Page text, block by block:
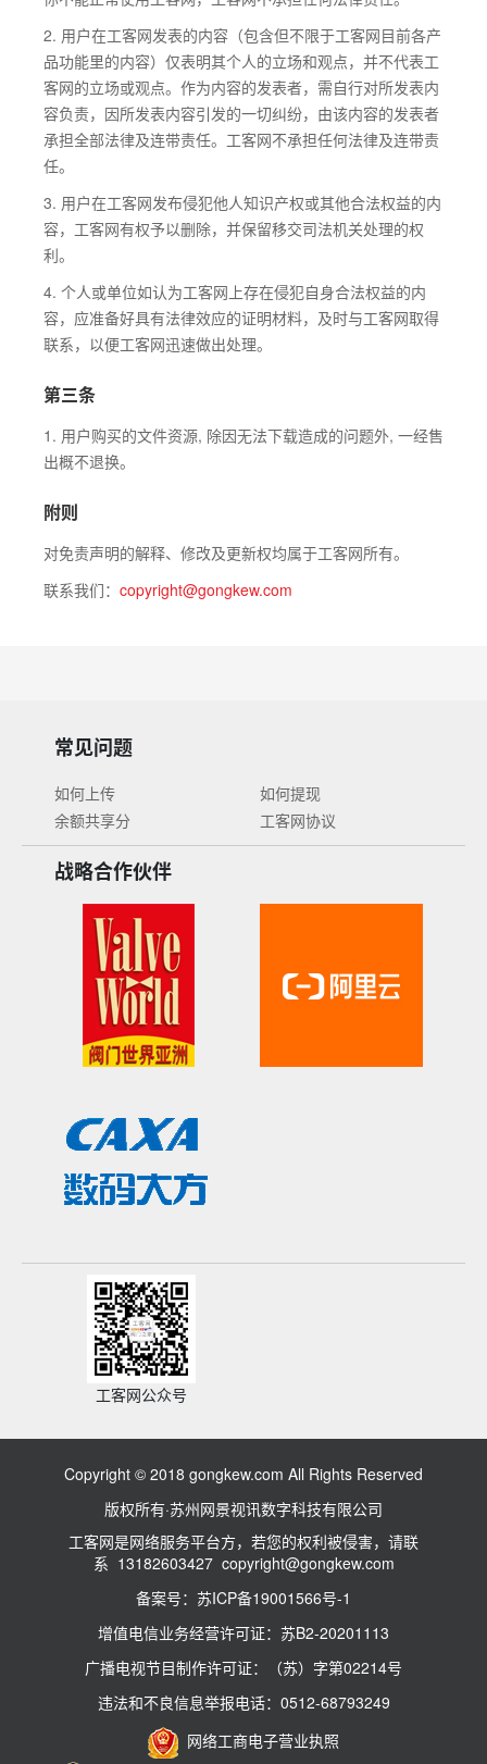
2. 用户在工客网发表的内容（包含但不限于工客网目前各产
品功能里的内容）仅表明其个人的立场和观点，并不代表工
客网的立场或观点。作为内容的发表者，需自行对所发表内
容负责，因所发表内容引发的一切纠纷，由该内容的发表者
承担全部法律及连带责任。工客网不承担任何法律及连带责
任。
3. 用户在工客网发布侵犯他人知识产权或其他合法权益的内
容，工客网有权予以删除，并保留移交司法机关处理的权
利。
4. 个人或单位如认为工客网上存在侵犯自身合法权益的内
容，应准备好具有法律效应的证明材料，及时与工客网取得
联系，以便工客网迅速做出处理。
第三条
1. 用户购买的文件资源, 除因无法下载造成的问题外, 一经售
出概不退换。
附则
对免责声明的解释、修改及更新权均属于工客网所有。
联系我们： copyright@gongkew.com
常见问题
如何上传
如何提现
余额共享分
工客网协议
战略合作伙伴
工客网公众号
Copyright © 2018 gongkew.com All Rights Reserved
版权所有·苏州网景视讯数字科技有限公司
工客网是网络服务平台方，若您的权利被侵害，请联
系 13182603427 copyright@gongkew.com
备案号：苏ICP备19001566号-1
增值电信业务经营许可证：苏B2-20201113
广播电视节目制作许可证：（苏）字第02214号
违法和不良信息举报电话：0512-68793249
网络工商电子营业执照